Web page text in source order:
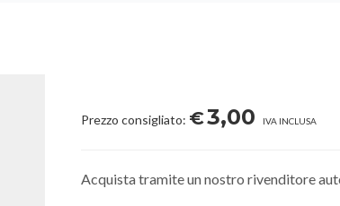
Prezzo consigliato: €3,00 IVA INCLUSA
Acquista tramite un nostro rivenditore